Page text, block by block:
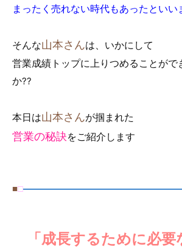
まったく売れない時代もあったといい
そんな山本さんは、いかにして
営業成績トップに上りつめることがで
か??
本日は山本さんが掴まれた
営業の秘訣をご紹介します
■□
「成長するために必要